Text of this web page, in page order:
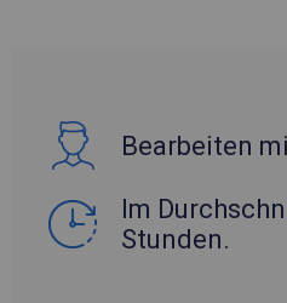
Bearbeiten
Im
Stunden.